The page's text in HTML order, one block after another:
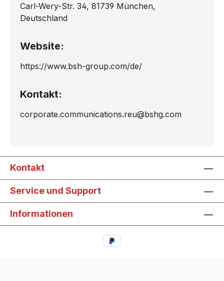
Carl-Wery-Str. 34, 81739 München,
Deutschland
Website:
https://www.bsh-group.com/de/
Kontakt:
corporate.communications.reu@bshg.com
Kontakt
Service und Support
Informationen